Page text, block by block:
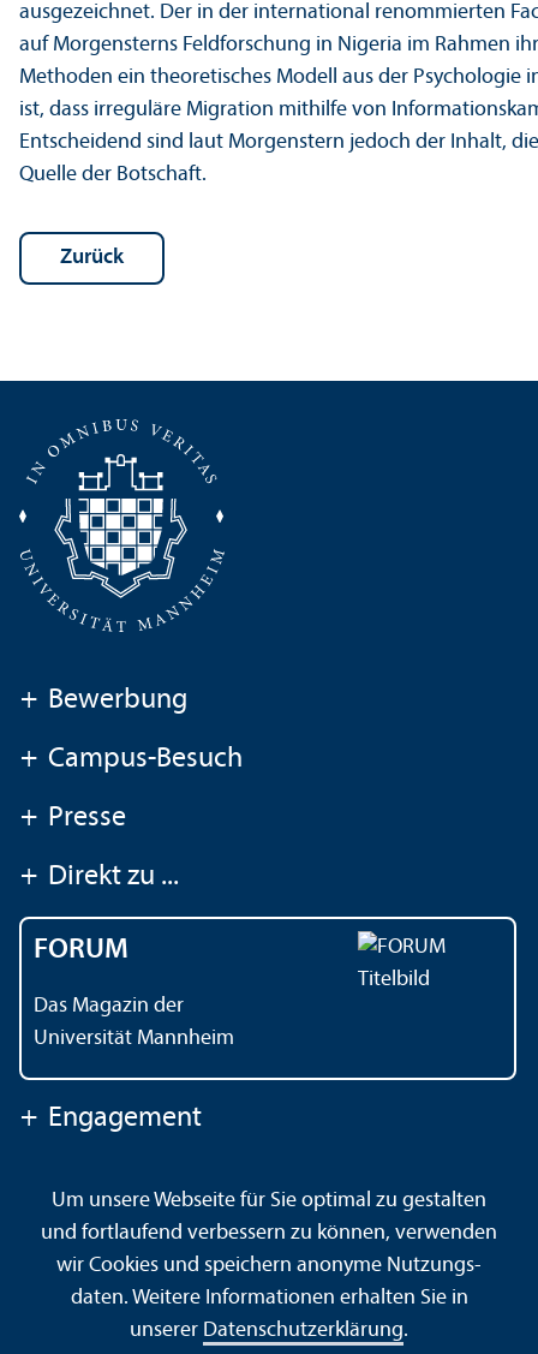
ausgezeichnet. Der in der international renommierten
auf Morgensterns Feldforschung in Nigeria im Rahmen
Methoden ein theoretisches Modell aus der Psychologie
ist, dass irreguläre Migration mithilfe von
Entscheidend sind laut Morgenstern jedoch der Inhalt,
Quelle der Botschaft.
Zurück
+ Bewerbung
+ Campus-Besuch
+ Presse
+ Direkt zu ...
FORUM
Das Magazin der
Universität Mannheim
+ Engagement
Kontakt Impressum Datenschutz
Barrierefreiheit
Gebärdensprache
Leichte Sprache
Sitemap
Hausordnung
Sicherheit und Notfälle
Um unsere Webseite für Sie optimal zu gestalten
und fortlaufend verbessern zu können, verwenden
wir Cookies und speichern anonyme Nutzungs­
daten. Weitere Informationen erhalten Sie in
unserer Datenschutz­erklärung.